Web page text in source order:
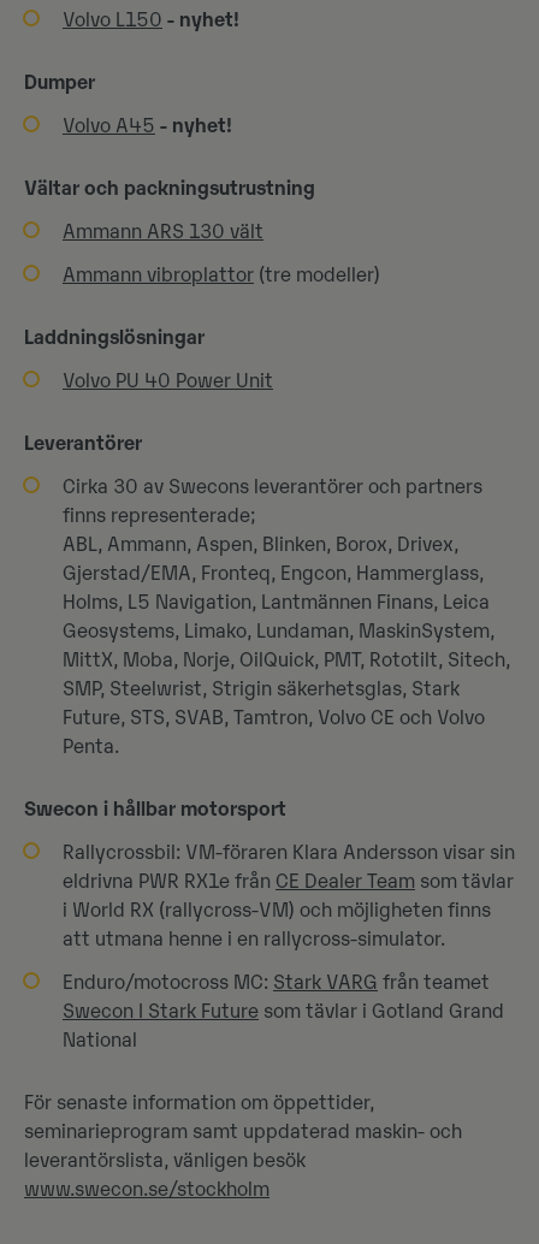
Volvo L150 - nyhet!
Dumper
Volvo A45 - nyhet!
Vältar och packningsutrustning
Ammann ARS 130 vält
Ammann vibroplattor (tre modeller)
Laddningslösningar
Volvo PU 40 Power Unit
Leverantörer
Cirka 30 av Swecons leverantörer och partners
finns representerade;
ABL, Ammann, Aspen, Blinken, Borox, Drivex,
Gjerstad/EMA, Fronteq, Engcon, Hammerglass,
Holms, L5 Navigation, Lantmännen Finans, Leica
Geosystems, Limako, Lundaman, MaskinSystem,
MittX, Moba, Norje, OilQuick, PMT, Rototilt, Sitech,
SMP, Steelwrist, Strigin säkerhetsglas, Stark
Future, STS, SVAB, Tamtron, Volvo CE och Volvo
Penta.
Swecon i hållbar motorsport
Rallycrossbil: VM-föraren Klara Andersson visar sin
eldrivna PWR RX1e från CE Dealer Team som tävlar
i World RX (rallycross-VM) och möjligheten finns
att utmana henne i en rallycross-simulator.
Enduro/motocross MC: Stark VARG från teamet
Swecon I Stark Future som tävlar i Gotland Grand
National
För senaste information om öppettider,
seminarieprogram samt uppdaterad maskin- och
leverantörslista, vänligen besök
www.swecon.se/stockholm